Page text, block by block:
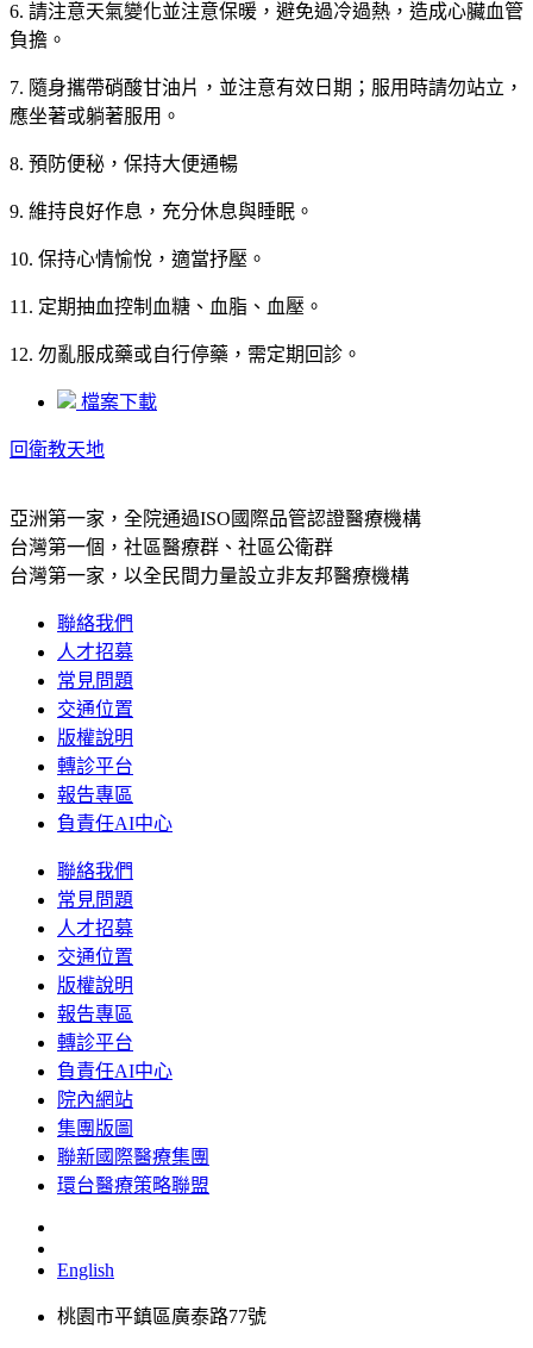
6. 請注意天氣變化並注意保暖，避免過冷過熱，造成心臟血管
負擔。
7. 隨身攜帶硝酸甘油片，並注意有效日期；服用時請勿站立，
應坐著或躺著服用。
8. 預防便秘，保持大便通暢
9. 維持良好作息，充分休息與睡眠。
10. 保持心情愉悅，適當抒壓。
11. 定期抽血控制血糖、血脂、血壓。
12. 勿亂服成藥或自行停藥，需定期回診。
檔案下載
回衛教天地
亞洲第一家，全院通過ISO國際品管認證醫療機構
台灣第一個，社區醫療群、社區公衛群
台灣第一家，以全民間力量設立非友邦醫療機構
聯絡我們
人才招募
常見問題
交通位置
版權說明
轉診平台
報告專區
負責任AI中心
聯絡我們
常見問題
人才招募
交通位置
版權說明
報告專區
轉診平台
負責任AI中心
院內網站
集團版圖
聯新國際醫療集團
環台醫療策略聯盟
English
桃園市平鎮區廣泰路77號